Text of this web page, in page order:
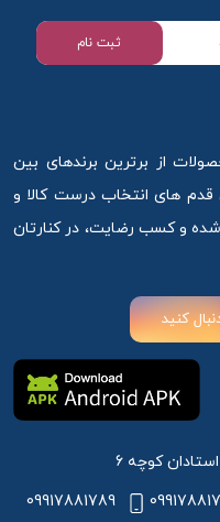
ثبت نام
از برترین برندهای بین
قدم های انتخاب درست کالا و
و کسب رضایت، در کنارتان
کنید
کوچه 6
09917881789